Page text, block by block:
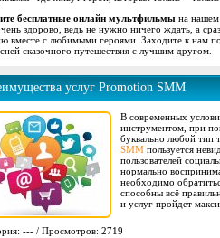
бесплатные онлайн мультфильмы на нашем
здорово, ведь не нужно ничего ждать, а
вместе с любимыми героями. Заходите к нам
сказочного путешествия с лучшим другом.
услуг Promotion SMM
В современных
инструментом, при
буквально любой тип
SMM пользуется
пользователей
нормально
необходимо
способны всё
и услуг пройдет
--- / Просмотров: 2719